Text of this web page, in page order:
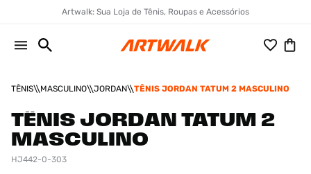
Artwalk: Sua Loja de Tênis, Roupas e Acessórios
TÊNIS MASCULINO JORDAN TÊNIS JORDAN TATUM 2 MASCULINO
TÊNIS JORDAN TATUM 2
MASCULINO
HJ442-0-303